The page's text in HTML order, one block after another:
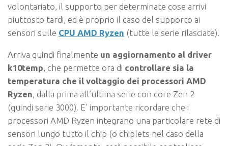
volontariato, il supporto per determinate cose arrivi
piuttosto tardi, ed è proprio il caso del supporto ai
sensori sulle CPU AMD Ryzen (tutte le serie rilasciate).
Arriva quindi finalmente un aggiornamento al driver
k10temp , che permette ora di controllare sia la
temperatura che il voltaggio dei processori AMD
Ryzen , dalla prima all’ultima serie con core Zen 2
(quindi serie 3000). E’ importante ricordare che i
processori AMD Ryzen integrano una particolare rete di
sensori lungo tutto il chip (o chiplets nel caso della